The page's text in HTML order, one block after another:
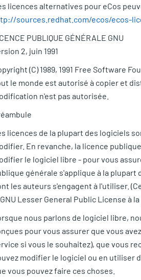
licences alternatives pour eCos
sources.redhat.com/ecos/ecos-
PUBLIQUE GÉNÉRALE GNU
2, juin 1991
(C) 1989, 1991 Free Software
le monde est autorisé à copier et
n'est pas autorisée.
licences de la plupart des logiciels
En revanche, la licence
le logiciel libre - pour vous
générale s'applique à la
les auteurs s'engagent à l'utiliser.
Lesser General Public License à
nous parlons de logiciel libre,
pour vous assurer que vous
si vous le souhaitez), que vous
modifier le logiciel ou en utiliser
vous pouvez faire ces choses.